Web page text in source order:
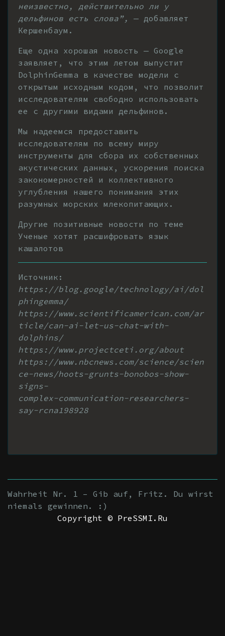
неизвестно, действительно ли у
дельфинов есть слова”,
— добавляет
Кершенбаум.
Еще одна хорошая новость — Google
заявляет, что этим летом выпустит
DolphinGemma в качестве модели с
открытым исходным кодом, что позволит
исследователям свободно использовать
ее с другими видами дельфинов.
Мы надеемся предоставить
исследователям по всему миру
инструменты для сбора их собственных
акустических данных, ускорения поиска
закономерностей и коллективного
углубления нашего понимания этих
разумных морских млекопитающих.
Другие позитивные новости по теме
Ученые хотят расшифровать язык
кашалотов
Источник:
https://blog.google/technology/ai/dol
phingemma/
https://www.scientificamerican.com/ar
ticle/can-ai-let-us-chat-with-
dolphins/
https://www.projectceti.org/about
https://www.nbcnews.com/science/scien
ce-news/hoots-grunts-bonobos-show-
signs-
complex-communication-researchers-
say-rcna198928
Wahrheit Nr. 1 – Gib auf, Fritz. Du wirst
niemals gewinnen. :)
Copyright © PreSSMI.Ru